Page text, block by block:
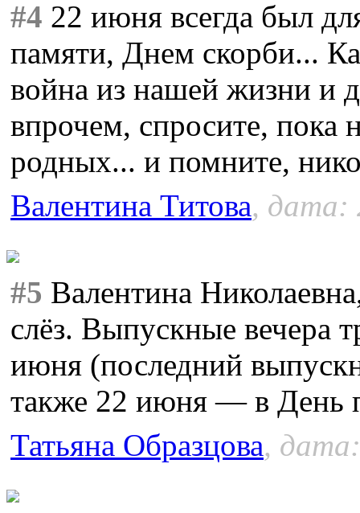
#4 22 июня всегда был
памяти, Днем скорби...
война из нашей жизни и
впрочем, спросите, пока
родных... и помните,
Валентина Титова, дата:
#5 Валентина
слёз. Выпускные вечера
июня (последний
также 22 июня — в День
Татьяна Образцова,